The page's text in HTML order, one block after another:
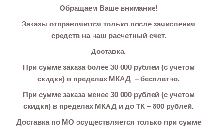
Обращаем Ваше внимание!
Заказы отправляются только после зачисления
средств на наш расчетный счет.
Доставка.
При сумме заказа более 30 000 рублей (с учетом
скидки) в пределах МКАД – бесплатно.
При сумме заказа менее 30 000 рублей (с учетом
скидки) в пределах МКАД и до ТК – 800 рублей.
Доставка по МО осуществляется только при сумме